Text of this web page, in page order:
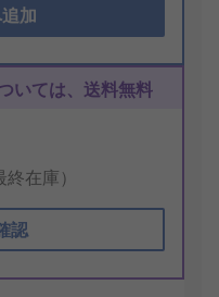
加
いては、送料無料
在庫）
認